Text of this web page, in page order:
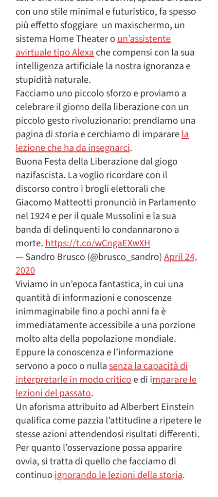
con uno stile minimal e futuristico, fa spesso
più effetto sfoggiare un maxischermo, un
sistema Home Theater oun’assistente
avirtuale tipo Alexache compensi con la sua
intelligenza artificiale la nostra ignoranza e
stupidità naturale.
Facciamo uno piccolo sforzo e proviamo a
celebrare il giorno della liberazione con un
piccolo gesto rivoluzionario: prendiamo una
pagina di storia e cerchiamo di impararela
lezione che ha da insegnarci.
Buona Festa della Liberazione dal giogo
nazifascista. La voglio ricordare con il
discorso contro i brogli elettorali che
Giacomo Matteotti pronunciò in Parlamento
nel 1924 e per il quale Mussolini e la sua
banda di delinquenti lo condannarono a
morte.https://t.co/wCngaEXwXH
— Sandro Brusco (@brusco_sandro)April 24,
2020
Viviamo in un’epoca fantastica, in cui una
quantità di informazioni e conoscenze
inimmaginabile fino a pochi anni fa è
immediatamente accessibile a una porzione
molto alta della popolazione mondiale.
Eppure la conoscenza e l’informazione
servono a poco o nullasenza la capacità di
interpretarle in modo criticoe di imparare le
lezioni del passato.
Un aforisma attribuito ad Alberbert Einstein
qualifica come pazzia l’attitudine a ripetere le
stesse azioni attendendosi risultati differenti.
Per quanto l’osservazione possa apparire
ovvia, si tratta di quello che facciamo di
continuoignorando le lezioni della storia.